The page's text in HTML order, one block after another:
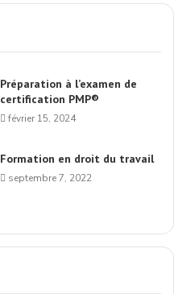
Préparation à l’examen de
certification PMP®
février 15, 2024
Formation en droit du travail
septembre 7, 2022